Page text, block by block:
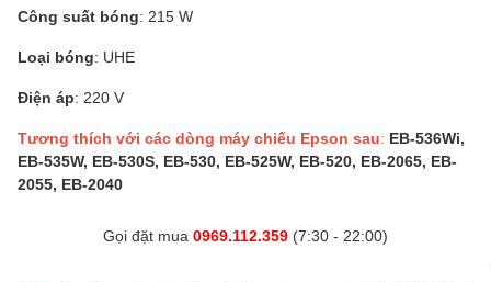
Công suất bóng: 215 W
Loại bóng: UHE
Điện áp: 220 V
Tương thích với các dòng máy chiếu Epson sau: EB-536Wi,
EB-535W, EB-530S, EB-530, EB-525W, EB-520, EB-2065, EB-
2055, EB-2040
Gọi đặt mua 0969.112.359 (7:30 - 22:00)